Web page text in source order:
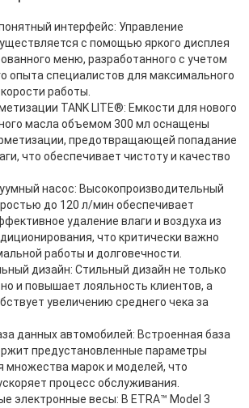
интерфейс: Управление
с помощью яркого дисплея
меню, разработанного с учетом
опыта специалистов для максимального
работы.
TANK LITE®: Емкости для нового
масла объемом 300 мл оснащены
предотвращающей попадание
что обеспечивает чистоту и качество
насос: Высокопроизводительный
до 120 л/мин обеспечивает
удаление влаги и воздуха из
что критически важно
работы и долговечности.
дизайн: Стильный дизайн не только
но и повышает лояльность клиентов, а
увеличению среднего чека за
данных автомобилей: Встроенная база
предустановленные параметры
множества марок и моделей, что
процесс обслуживания.
электронные весы: В ETRA™ Model 3